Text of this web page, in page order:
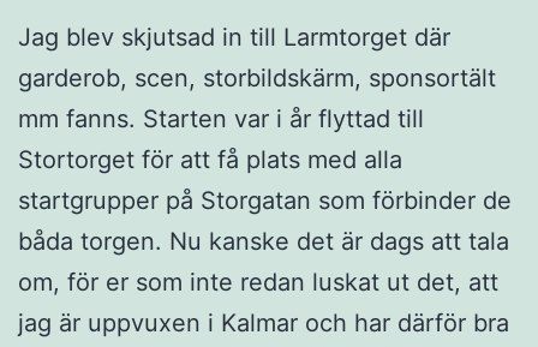
Jag blev skjutsad in till Larmtorget där
garderob, scen, storbildskärm, sponsortält
mm fanns. Starten var i år flyttad till
Stortorget för att få plats med alla
startgrupper på Storgatan som förbinder de
båda torgen. Nu kanske det är dags att tala
om, för er som inte redan luskat ut det, att
jag är uppvuxen i Kalmar och har därför bra